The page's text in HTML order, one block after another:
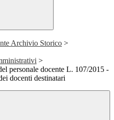
Archivio Storico >
>
personale docente L. 107/2015 -
docenti destinatari